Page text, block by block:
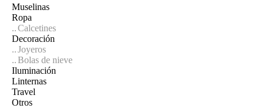
Muselinas
Ropa
Calcetines
Decoración
Joyeros
Bolas de nieve
Iluminación
Linternas
Travel
Otros